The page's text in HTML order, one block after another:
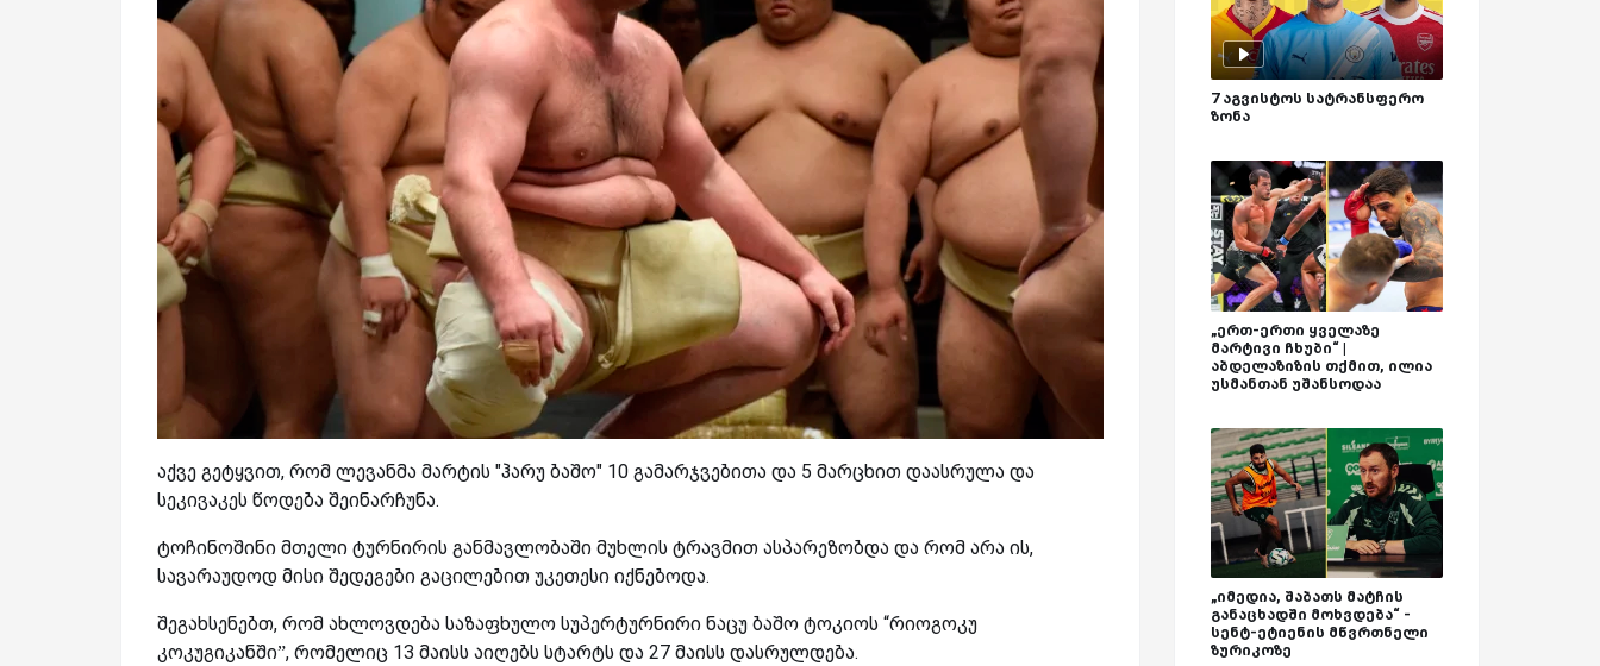
აქვე გეტყვით, რომ ლევანმა მარტის "ჰარუ ბაშო" 10 გამარჯვებითა და 5 მარცხით დაასრულა და
სეკივაკეს წოდება შეინარჩუნა.
ტოჩინოშინი მთელი ტურნირის განმავლობაში მუხლის ტრავმით ასპარეზობდა და რომ არა ის,
სავარაუდოდ მისი შედეგები გაცილებით უკეთესი იქნებოდა.
შეგახსენებთ, რომ ახლოვდება საზაფხულო სუპერტურნირი ნაცუ ბაშო ტოკიოს “რიოგოკუ
კოკუგიკანში”, რომელიც 13 მაისს აიღებს სტარტს და 27 მაისს დასრულდება.
7 აგვისტოს სატრანსფერო
ზონა
„ერთ-ერთი ყველაზე
მარტივი ჩხუბი“ |
აბდელაზიზის თქმით, ილია
უსმანთან უშანსოდაა
„იმედია, შაბათს მატჩის
განაცხადში მოხვდება“ -
სენტ-ეტიენის მწვრთნელი
ზურიკოზე